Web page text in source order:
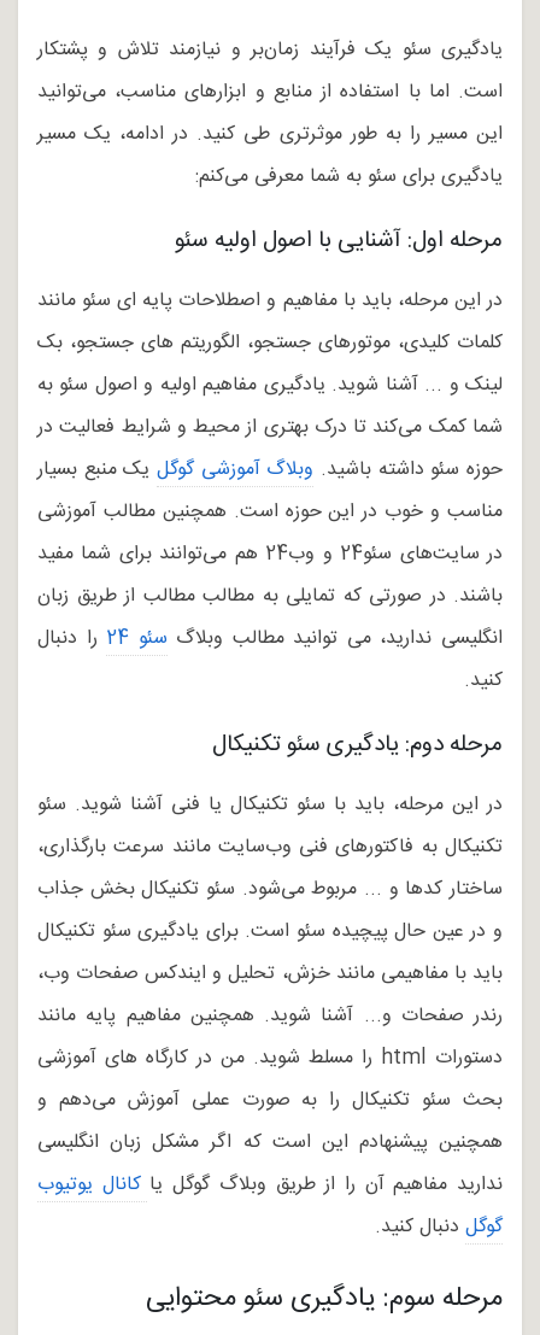
یادگیری سئو یک فرآیند زمان‌بر و نیازمند تلاش و پشتکار
است. اما با استفاده از منابع و ابزارهای مناسب، می‌توانید
این مسیر را به طور موثرتری طی کنید. در ادامه، یک مسیر
یادگیری برای سئو به شما معرفی می‌کنم:
مرحله اول: آشنایی با اصول اولیه سئو
در این مرحله، باید با مفاهیم و اصطلاحات پایه ای سئو مانند
کلمات کلیدی، موتورهای جستجو، الگوریتم های جستجو، بک
لینک و ... آشنا شوید. یادگیری مفاهیم اولیه و اصول سئو به
شما کمک می‌کند تا درک بهتری از محیط و شرایط فعالیت در
حوزه سئو داشته باشید. وبلاگ آموزشی گوگل یک منبع بسیار
مناسب و خوب در این حوزه است. همچنین مطالب آموزشی
در سایت‌های سئو24 و وب24 هم می‌توانند برای شما مفید
باشند. در صورتی که تمایلی به مطالب مطالب از طریق زبان
انگلیسی ندارید، می توانید مطالب وبلاگ سئو 24
را دنبال
کنید.
مرحله دوم: یادگیری سئو تکنیکال
در این مرحله، باید با سئو تکنیکال یا فنی آشنا شوید. سئو
تکنیکال به فاکتورهای فنی وب‌سایت مانند سرعت بارگذاری،
ساختار کدها و ... مربوط می‌شود. سئو تکنیکال بخش جذاب
و در عین حال پیچیده سئو است. برای یادگیری سئو تکنیکال
باید با مفاهیمی مانند خزش، تحلیل و ایندکس صفحات وب،
رندر صفحات و... آشنا شوید. همچنین مفاهیم پایه مانند
دستورات html را مسلط شوید. من در کارگاه های آموزشی
بحث سئو تکنیکال را به صورت عملی آموزش می‌دهم و
همچنین پیشنهادم این است که اگر مشکل زبان انگلیسی
ندارید مفاهیم آن را از طریق وبلاگ گوگل یا
گوگل دنبال کنید.
مرحله سوم: یادگیری سئو محتوایی